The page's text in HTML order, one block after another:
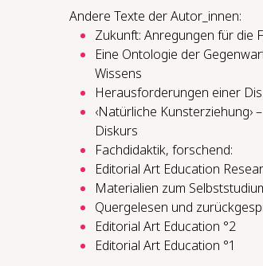
Andere Texte der Autor_innen:
Zukunft: Anregungen für die
Eine Ontologie der
Wissens
Herausforderungen einer
‹Natürliche Kunsterziehung›
Diskurs
Fach­di­dak­tik, for­schend:
Editorial Art Education
Materialien zum
Quer­ge­le­sen und
Editorial Art Education °2
Editorial Art Education °1